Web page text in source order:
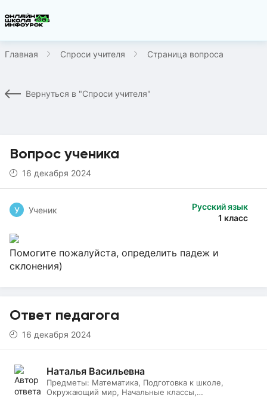
Главная Спроси учителя Страница вопроса
Вернуться в "Спроси учителя"
Вопрос ученика
16 декабря 2024
Русский язык
1 класс
У Ученик
Помогите пожалуйста, определить падеж и
склонения)
Ответ педагога
16 декабря 2024
Наталья Васильевна
Предметы: Математика, Подготовка к школе,
Окружающий мир, Начальные классы,